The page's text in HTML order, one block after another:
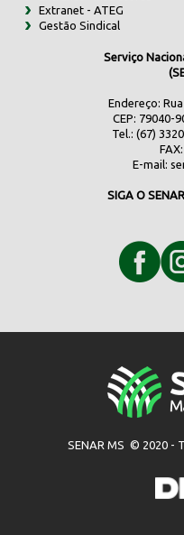
Extranet - ATEG
Gestão Sindical
Serviço
Endereço:
CEP: 79040-
Tel.: (67)
E-mail:
SIGA O
SENAR MS © 2020 -